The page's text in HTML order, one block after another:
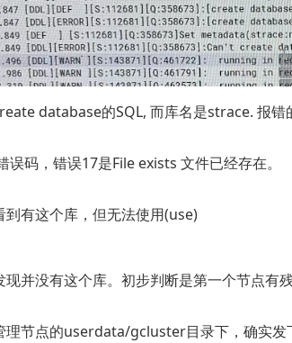
database的SQL, 而库名是strace. 报
码，错误17是File exists 文件已经存在。
到有这个库，但无法使用(use)
并没有这个库。初步判断是第一个节点有残
理节点的userdata/gcluster目录下，确实发